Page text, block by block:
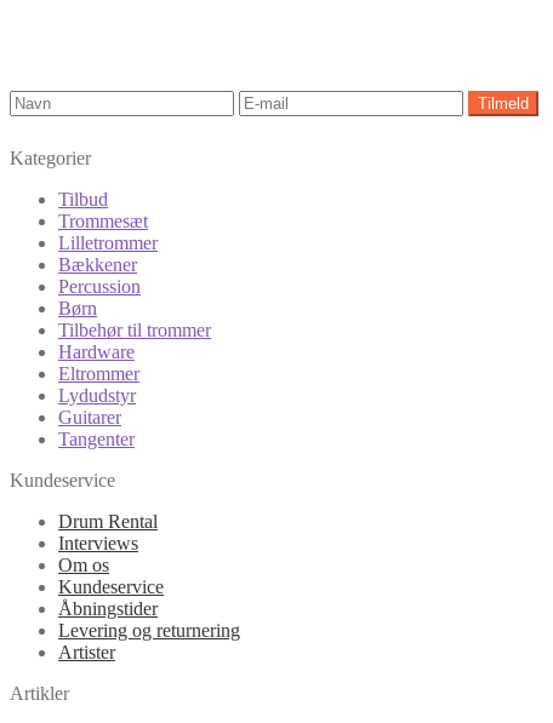
Kategorier
Tilbud
Trommesæt
Lilletrommer
Bækkener
Percussion
Børn
Tilbehør til trommer
Hardware
Eltrommer
Lydudstyr
Guitarer
Tangenter
Kundeservice
Drum Rental
Interviews
Om os
Kundeservice
Åbningstider
Levering og returnering
Artister
Artikler